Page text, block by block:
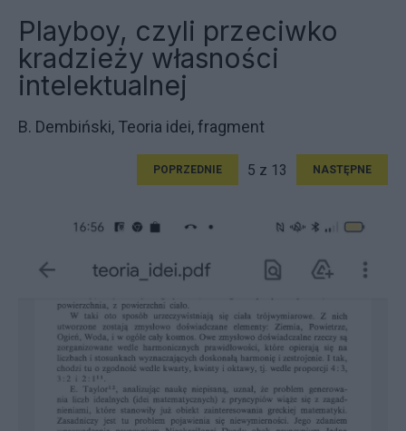
Playboy, czyli przeciwko
kradzieży własności
intelektualnej
B. Dembiński, Teoria idei, fragment
POPRZEDNIE 5 z 13 NASTĘPNE